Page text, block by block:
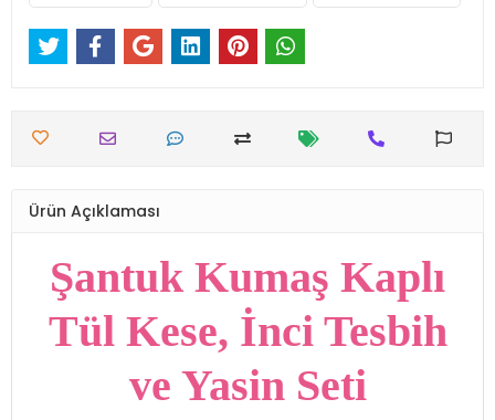
Ürün Açıklaması
Şantuk Kumaş Kaplı
Tül Kese, İnci Tesbih
ve Yasin Seti